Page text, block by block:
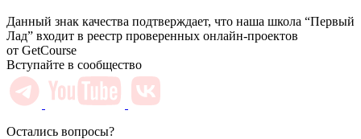
Данный знак качества подтверждает, что наша школа “Первый
Лад” входит в реестр проверенных онлайн-проектов
от GetCourse
Вступайте в сообщество
Остались вопросы?